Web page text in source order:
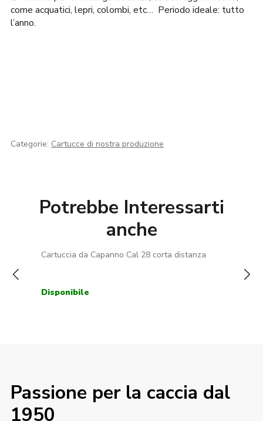
come acquatici, lepri, colombi, etc… Periodo ideale: tutto
l’anno.
Categorie: Cartucce di nostra produzione
Potrebbe Interessarti
anche
Passione per la caccia dal
1950